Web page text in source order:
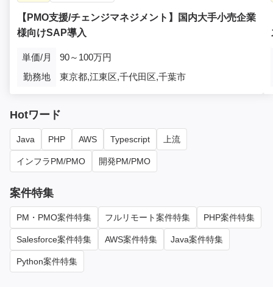
【PMO支援/チェンジマネジメント】国内大手小売企業
様向けSAP導入
単価/月
90～100万円
勤務地
東京都,江東区,千代田区,千葉市
Hotワード
Java PHP AWS Typescript 上流
インフラPM/PMO 開発PM/PMO
案件特集
PM・PMO案件特集 フルリモート案件特集 PHP案件特集
Salesforce案件特集 AWS案件特集 Java案件特集
Python案件特集